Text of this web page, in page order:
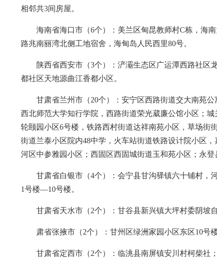
相邻共3间房屋。
海南省海口市（6个）：美兰区甸昆教师村C栋，海
路兆南丽湾北侧工地宿舍，海甸岛人民西里80号。
陕西省西安市（3个）：浐灞生态区广运潭西路社区
都社区天地源曲江香都小区。
甘肃省兰州市（20个）：安宁区西路街道交大南苑
西北师范大学知行学院，西路街道荣光葳廉公馆小区；
轮颐园小区6号楼，铁路西村街道达祥南苑小区，草场街
街道兰泰小区院内48中学，火车站街道铁路设计院小区
河区中参雅园小区；西固区西固城街道玉和苑小区；永
甘肃省白银市（4个）：会宁县甘沟驿镇六十铺村，
1号楼—10号楼。
甘肃省天水市（2个）：甘谷县新兴镇大坪村委阴坡
肃省张掖市（2个）：甘州区绿洲家园小区东区10号
甘肃省定西市（2个）：临洮县南屏镇安川村柯柴社